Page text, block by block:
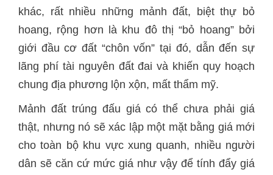
khác, rất nhiều những mảnh đất, biệt thự bỏ
hoang, rộng hơn là khu đô thị “bỏ hoang” bởi
giới đầu cơ đất “chôn vốn” tại đó, dẫn đến sự
lãng phí tài nguyên đất đai và khiến quy hoạch
chung địa phương lộn xộn, mất thẩm mỹ.
Mảnh đất trúng đấu giá có thể chưa phải giá
thật, nhưng nó sẽ xác lập một mặt bằng giá mới
cho toàn bộ khu vực xung quanh, nhiều người
dân sẽ căn cứ mức giá như vậy để tính đẩy giá